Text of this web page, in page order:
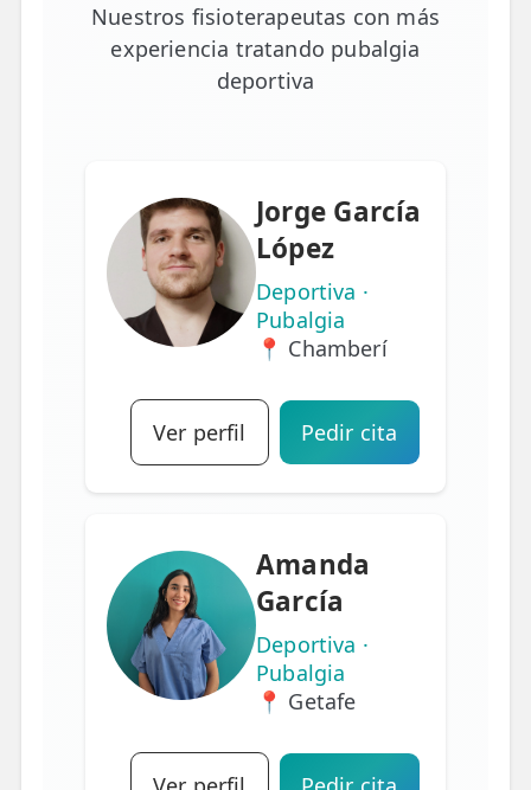
Nuestros fisioterapeutas con más
experiencia tratando pubalgia
deportiva
Jorge García
López
Deportiva ·
Pubalgia
📍 Chamberí
Ver perfil Pedir cita
Amanda
García
Deportiva ·
Pubalgia
📍 Getafe